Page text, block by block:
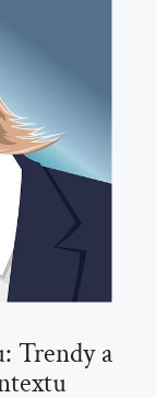
Trendy a